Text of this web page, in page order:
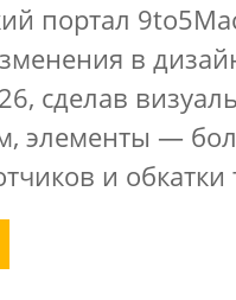
портал
в
сделав
элементы —
и